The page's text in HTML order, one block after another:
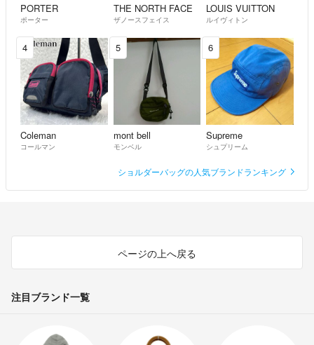
PORTER
ポーター
THE NORTH FACE
ザノースフェイス
LOUIS VUITTON
ルイヴィトン
4
Coleman
コールマン
5
mont bell
モンベル
6
Supreme
シュプリーム
ショルダーバッグの人気ブランドランキング
ページの上へ戻る
注目ブランド一覧